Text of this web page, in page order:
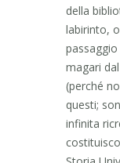
della
labirinto,
magari
(perché
questi;
infinita